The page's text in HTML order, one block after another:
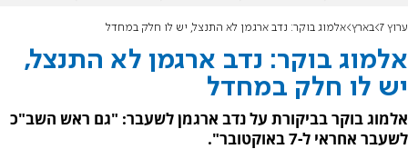
ערוץ 7 בארץ אלמוג בוקר: נדב ארגמן לא התנצל, יש לו חלק במחדל
אלמוג בוקר: נדב ארגמן לא התנצל,
יש לו חלק במחדל
אלמוג בוקר בביקורת על נדב ארגמן לשעבר: "גם ראש השב"כ
לשעבר אחראי ל-7 באוקטובר".